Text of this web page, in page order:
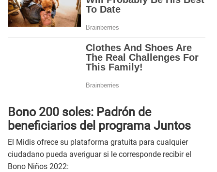
Bono 200 soles: Padrón de
beneficiarios del programa Juntos
El Midis ofrece su plataforma gratuita para cualquier
ciudadano pueda averiguar si le corresponde recibir el
Bono Niños 2022: